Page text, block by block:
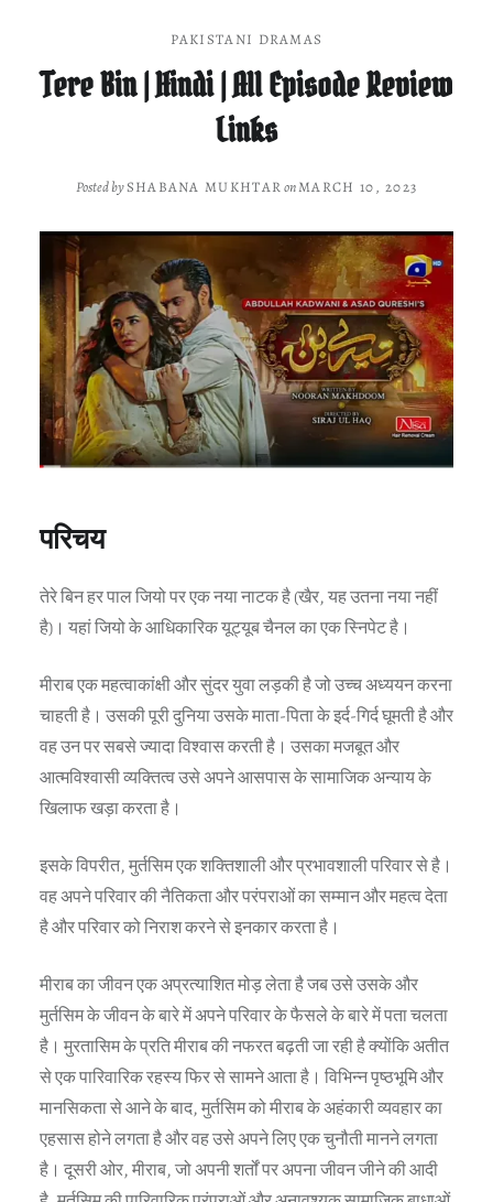
PAKISTANI DRAMAS
Tere Bin | Hindi | All Episode Review
Links
Posted bySHABANA MUKHTARonMARCH 10, 2023
परिचय
तेरे बिन हर पाल जियो पर एक नया नाटक है (खैर, यह उतना नया नहीं
है)। यहां जियो के आधिकारिक यूट्यूब चैनल का एक स्निपेट है।
मीराब एक महत्वाकांक्षी और सुंदर युवा लड़की है जो उच्च अध्ययन करना
चाहती है। उसकी पूरी दुनिया उसके माता-पिता के इर्द-गिर्द घूमती है और
वह उन पर सबसे ज्यादा विश्वास करती है। उसका मजबूत और
आत्मविश्वासी व्यक्तित्व उसे अपने आसपास के सामाजिक अन्याय के
खिलाफ खड़ा करता है।
इसके विपरीत, मुर्तसिम एक शक्तिशाली और प्रभावशाली परिवार से है।
वह अपने परिवार की नैतिकता और परंपराओं का सम्मान और महत्व देता
है और परिवार को निराश करने से इनकार करता है।
मीराब का जीवन एक अप्रत्याशित मोड़ लेता है जब उसे उसके और
मुर्तसिम के जीवन के बारे में अपने परिवार के फैसले के बारे में पता चलता
है। मुरतासिम के प्रति मीराब की नफरत बढ़ती जा रही है क्योंकि अतीत
से एक पारिवारिक रहस्य फिर से सामने आता है। विभिन्न पृष्ठभूमि और
मानसिकता से आने के बाद, मुर्तसिम को मीराब के अहंकारी व्यवहार का
एहसास होने लगता है और वह उसे अपने लिए एक चुनौती मानने लगता
है। दूसरी ओर, मीराब, जो अपनी शर्तों पर अपना जीवन जीने की आदी